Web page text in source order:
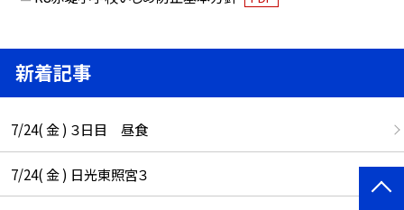
新着記事
7/24( 金 ) ３日目 昼食
7/24( 金 ) 日光東照宮３